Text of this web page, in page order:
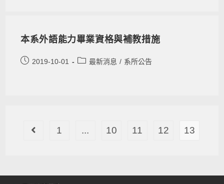
本系外語能力畢業資格與補教措施
2019-10-01 最新消息 / 系所公告
1 ... 10 11 12 13